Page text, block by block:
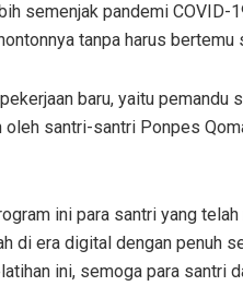
semenjak pandemi COVID-
tanpa harus bertemu
baru, yaitu pemandu
santri-santri Ponpes
ini para santri yang
di era digital dengan penuh
ini, semoga para santri